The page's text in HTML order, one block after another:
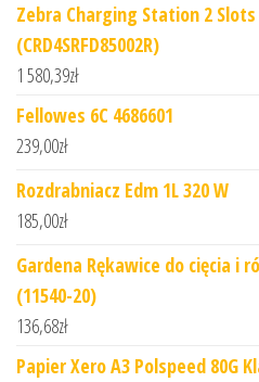
Zebra Charging Station 2 Slots
(CRD4SRFD85002R)
1 580,39zł
Fellowes 6C 4686601
239,00zł
Rozdrabniacz Edm 1L 320 W
185,00zł
Gardena Rękawice do cięcia i
(11540-20)
136,68zł
Papier Xero A3 Polspeed 80G